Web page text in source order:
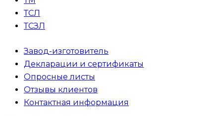
ТСЛ
ТСЗЛ
Завод-изготовитель
Декларации и сертификаты
Опросные листы
Отзывы клиентов
Контактная информация